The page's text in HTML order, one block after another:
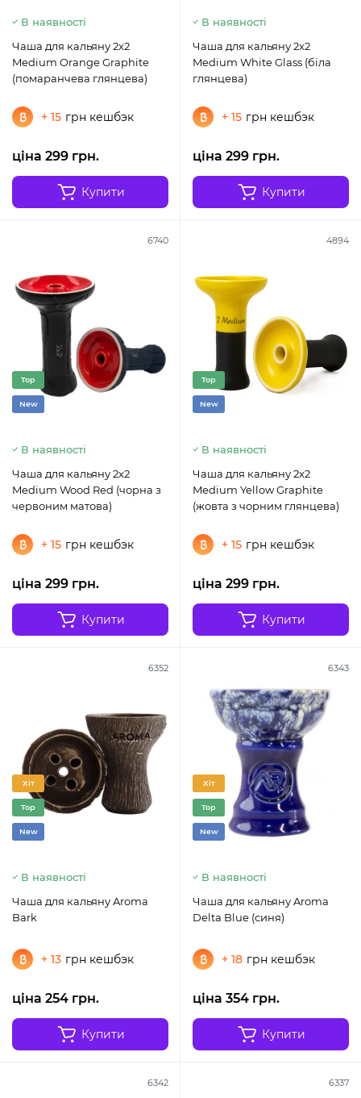
В наявності
Чаша для кальяну 2x2
Medium Orange Graphite
(помаранчева глянцева)
+ 15 грн кешбэк
ціна 299 грн.
Купити
В наявності
Чаша для кальяну 2x2
Medium White Glass (біла
глянцева)
+ 15 грн кешбэк
ціна 299 грн.
Купити
6740
Top
New
В наявності
Чаша для кальяну 2x2
Medium Wood Red (чорна з
червоним матова)
+ 15 грн кешбэк
ціна 299 грн.
Купити
4894
Top
New
В наявності
Чаша для кальяну 2x2
Medium Yellow Graphite
(жовта з чорним глянцева)
+ 15 грн кешбэк
ціна 299 грн.
Купити
6352
Хіт
Top
New
В наявності
Чаша для кальяну Aroma
Bark
+ 13 грн кешбэк
ціна 254 грн.
Купити
6343
Хіт
Top
New
В наявності
Чаша для кальяну Aroma
Delta Blue (синя)
+ 18 грн кешбэк
ціна 354 грн.
Купити
6342 6337